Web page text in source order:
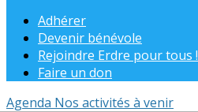
Adhérer
Devenir bénévole
Rejoindre Erdre pour tous !
Faire un don
Agenda Nos activités à venir